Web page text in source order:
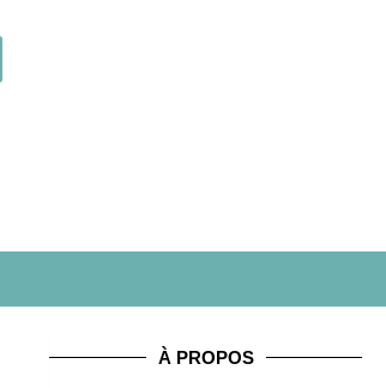
À PROPOS